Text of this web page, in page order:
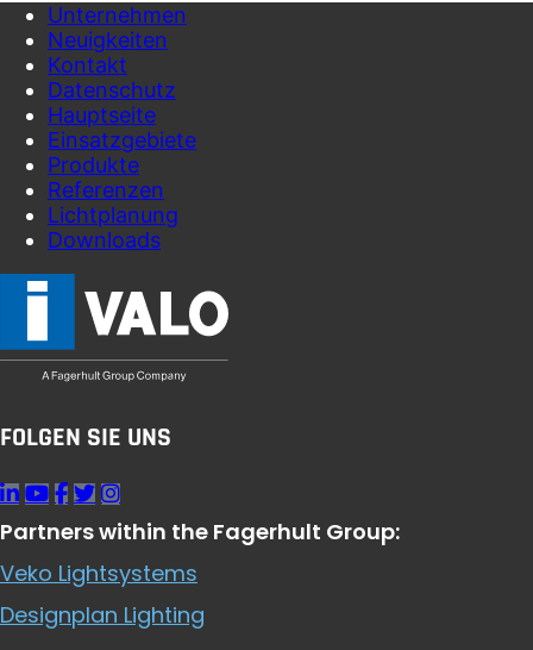
Unternehmen
Neuigkeiten
Kontakt
Datenschutz
Hauptseite
Einsatzgebiete
Produkte
Referenzen
Lichtplanung
Downloads
FOLGEN SIE UNS
Partners within the Fagerhult Group:
Veko Lightsystems
Designplan Lighting